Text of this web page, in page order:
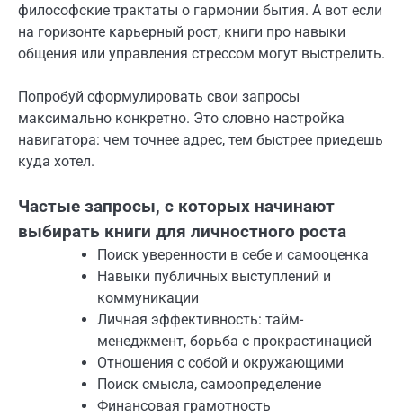
философские трактаты о гармонии бытия. А вот если
на горизонте карьерный рост, книги про навыки
общения или управления стрессом могут выстрелить.
Попробуй сформулировать свои запросы
максимально конкретно. Это словно настройка
навигатора: чем точнее адрес, тем быстрее приедешь
куда хотел.
Частые запросы, с которых начинают
выбирать книги для личностного роста
Поиск уверенности в себе и самооценка
Навыки публичных выступлений и
коммуникации
Личная эффективность: тайм-
менеджмент, борьба с прокрастинацией
Отношения с собой и окружающими
Поиск смысла, самоопределение
Финансовая грамотность